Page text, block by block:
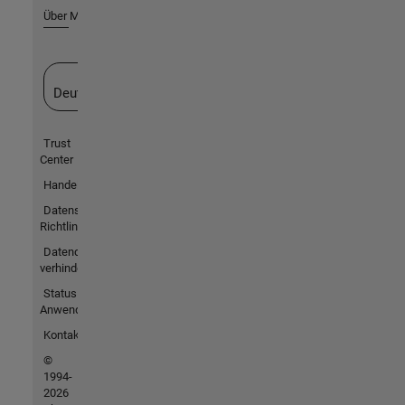
Über MathWorks
Deutschland
Trust
Center
Handelsmarken
Datenschutz-
Richtlinien
Datendiebstahl
verhindern
Status von
Anwendungen
Kontakt
©
1994-
2026